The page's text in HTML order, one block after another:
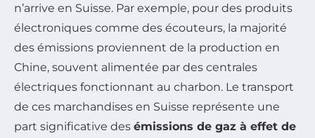
n’arrive en Suisse. Par exemple, pour des produits
électroniques comme des écouteurs, la majorité
des émissions proviennent de la production en
Chine, souvent alimentée par des centrales
électriques fonctionnant au charbon. Le transport
de ces marchandises en Suisse représente une
part significative des émissions de gaz à effet de